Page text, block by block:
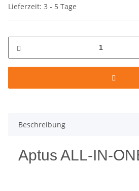
Lieferzeit: 3 - 5 Tage
Beschreibung
Aptus ALL-IN-